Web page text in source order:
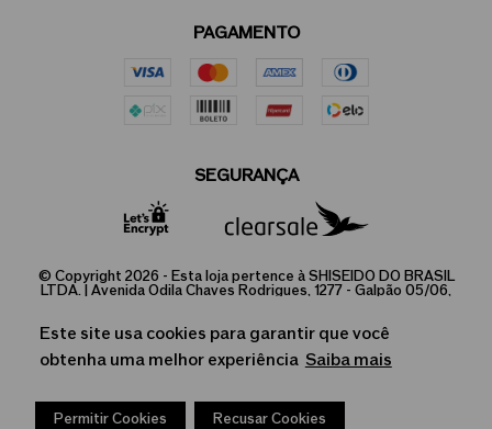
Este site usa cookies para garantir que você
obtenha uma melhor experiência Saiba mais
Permitir Cookies Recusar Cookies
Perfume Shiseido Ginza Eau De Parfum - 50 ml
PAGAMENTO
SEGURANÇA
© Copyright 2026 - Esta loja pertence à SHISEIDO DO BRASIL
LTDA. | Avenida Odila Chaves Rodrigues, 1277 - Galpão 05/06,
Soluções em Internet LTDA. CNPJ 15.427.207/0001-14. | Av. Dr.